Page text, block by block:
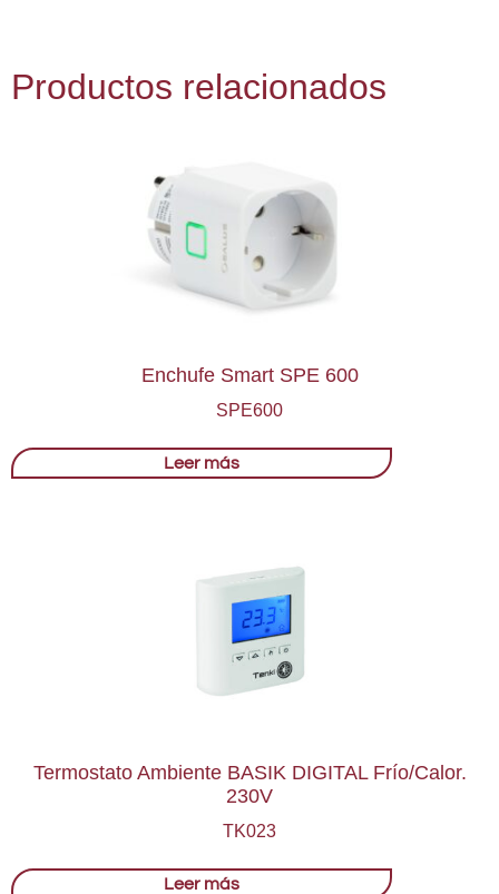
Productos relacionados
Enchufe Smart SPE 600
SPE600
Leer más
Termostato Ambiente BASIK DIGITAL Frío/Calor.
230V
TK023
Leer más